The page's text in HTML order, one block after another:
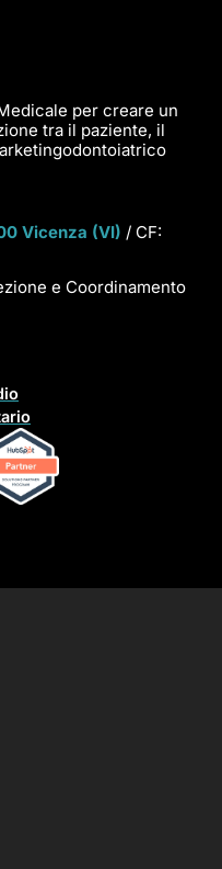
per creare un
tra il paziente, il
Vicenza (VI) / CF:
e Coordinamento